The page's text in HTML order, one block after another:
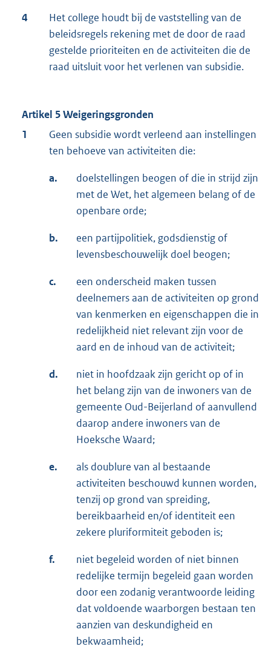
4
Het college houdt bij de vaststelling van de
beleidsregels rekening met de door de raad
gestelde prioriteiten en de activiteiten die de
raad uitsluit voor het verlenen van subsidie.
Artikel 5 Weigeringsgronden
1
Geen subsidie wordt verleend aan instellingen
ten behoeve van activiteiten die:
a.
doelstellingen beogen of die in strijd zijn
met de Wet, het algemeen belang of de
openbare orde;
b.
een partijpolitiek, godsdienstig of
levensbeschouwelijk doel beogen;
c.
een onderscheid maken tussen
deelnemers aan de activiteiten op grond
van kenmerken en eigenschappen die in
redelijkheid niet relevant zijn voor de
aard en de inhoud van de activiteit;
d.
niet in hoofdzaak zijn gericht op of in
het belang zijn van de inwoners van de
gemeente Oud-Beijerland of aanvullend
daarop andere inwoners van de
Hoeksche Waard;
e.
als doublure van al bestaande
activiteiten beschouwd kunnen worden,
tenzij op grond van spreiding,
bereikbaarheid en/of identiteit een
zekere pluriformiteit geboden is;
f.
niet begeleid worden of niet binnen
redelijke termijn begeleid gaan worden
door een zodanig verantwoorde leiding
dat voldoende waarborgen bestaan ten
aanzien van deskundigheid en
bekwaamheid;